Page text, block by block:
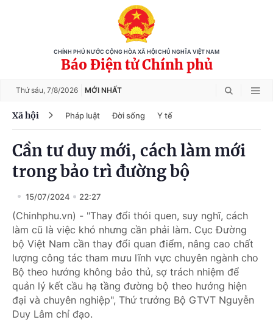
CHÍNH PHỦ NƯỚC CỘNG HÒA XÃ HỘI CHỦ NGHĨA VIỆT NAM
Báo Điện tử Chính phủ
Thứ sáu, 7/8/2026 MỚI NHẤT
Xã hội Pháp luật Đời sống Y tế
Cần tư duy mới, cách làm mới
trong bảo trì đường bộ
15/07/2024 22:27
(Chinhphu.vn) - "Thay đổi thói quen, suy nghĩ, cách
làm cũ là việc khó nhưng cần phải làm. Cục Đường
bộ Việt Nam cần thay đổi quan điểm, nâng cao chất
lượng công tác tham mưu lĩnh vực chuyên ngành cho
Bộ theo hướng không bảo thủ, sợ trách nhiệm để
quản lý kết cầu hạ tầng đường bộ theo hướng hiện
đại và chuyên nghiệp", Thứ trưởng Bộ GTVT Nguyễn
Duy Lâm chỉ đạo.